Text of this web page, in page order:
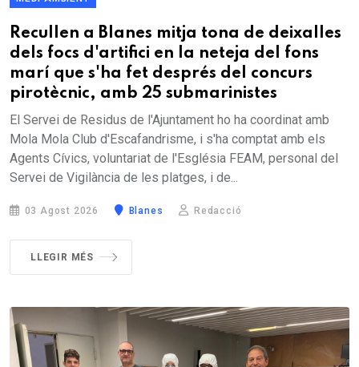
Recullen a Blanes mitja tona de deixalles
dels focs d'artifici en la neteja del fons
marí que s'ha fet després del concurs
pirotècnic, amb 25 submarinistes
El Servei de Residus de l'Ajuntament ho ha coordinat amb
Mola Mola Club d'Escafandrisme, i s'ha comptat amb els
Agents Cívics, voluntariat de l'Església FEAM, personal del
Servei de Vigilància de les platges, i de...
03 Agost 2026 Blanes Redacció
LLEGIR MÉS